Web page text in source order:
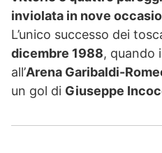
inviolata in nove
L’unico successo dei
dicembre 1988, quando
all’Arena Garibaldi-
un gol di Giuseppe